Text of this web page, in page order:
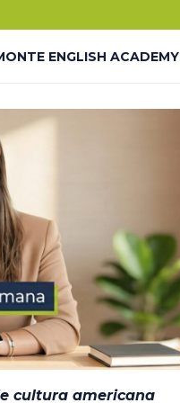
ENGLISH ACADEMY
– THANK YOU
– LP
cultura americana